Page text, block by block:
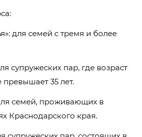
для семей с тремя и более
супружеских пар, где возраст
превышает 35 лет.
семей, проживающих в
Краснодарского края.